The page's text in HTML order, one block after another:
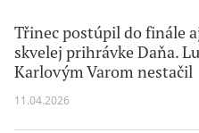
Třinec postúpil do finále
skvelej prihrávke Daňa.
Karlovým Varom nestačil
11.04.2026